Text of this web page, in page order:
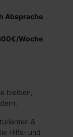
Absprache
Woche
bleiben,
&
Hilfs- und